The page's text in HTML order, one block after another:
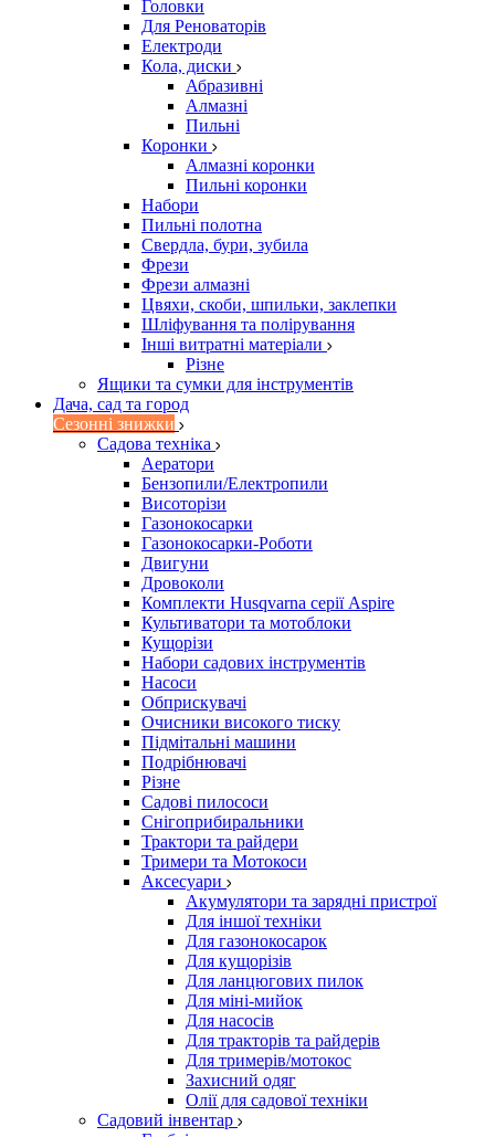
Головки
Для Реноваторів
Електроди
Кола, диски
Абразивні
Алмазні
Пильні
Коронки
Алмазні коронки
Пильні коронки
Набори
Пильні полотна
Свердла, бури, зубила
Фрези
Фрези алмазні
Цвяхи, скоби, шпильки, заклепки
Шліфування та полірування
Інші витратні матеріали
Різне
Ящики та сумки для інструментів
Дача, сад та город
Сезонні знижки
Садова техніка
Аератори
Бензопили/Електропили
Висоторізи
Газонокосарки
Газонокосарки-Роботи
Двигуни
Дровоколи
Комплекти Husqvarna серії Aspire
Культиватори та мотоблоки
Кущорізи
Набори садових інструментів
Насоси
Обприскувачі
Очисники високого тиску
Підмітальні машини
Подрібнювачі
Різне
Садові пилососи
Снігоприбиральники
Трактори та райдери
Тримери та Мотокоси
Аксесуари
Акумулятори та зарядні пристрої
Для іншої техніки
Для газонокосарок
Для кущорізів
Для ланцюгових пилок
Для міні-мийок
Для насосів
Для тракторів та райдерів
Для тримерів/мотокос
Захисний одяг
Олії для садової техніки
Садовий інвентар